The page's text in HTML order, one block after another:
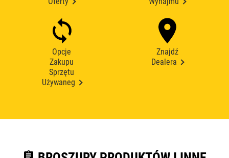
Opcje
Zakupu
Sprzętu
Używaneg
Znajdź
Dealera